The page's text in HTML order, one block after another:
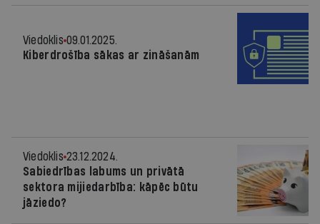
Viedoklis 09.01.2025.
Kiberdrošība sākas ar zināšanām
Viedoklis 23.12.2024.
Sabiedrības labums un privātā
sektora mijiedarbība: kāpēc būtu
jāziedo?